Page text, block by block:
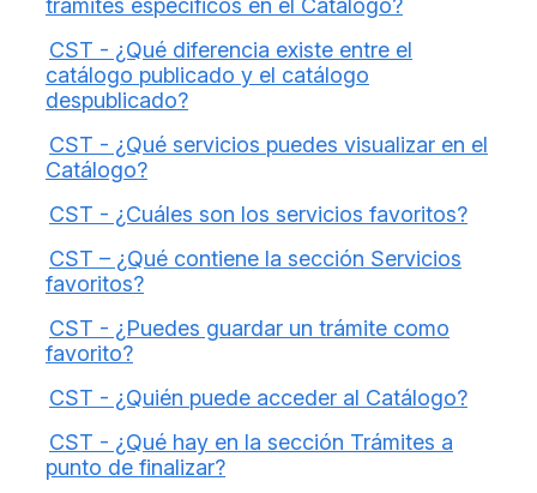
trámites específicos en el Catálogo?
CST - ¿Qué diferencia existe entre el
catálogo publicado y el catálogo
despublicado?
CST - ¿Qué servicios puedes visualizar en el
Catálogo?
CST - ¿Cuáles son los servicios favoritos?
CST – ¿Qué contiene la sección Servicios
favoritos?
CST - ¿Puedes guardar un trámite como
favorito?
CST - ¿Quién puede acceder al Catálogo?
CST - ¿Qué hay en la sección Trámites a
punto de finalizar?